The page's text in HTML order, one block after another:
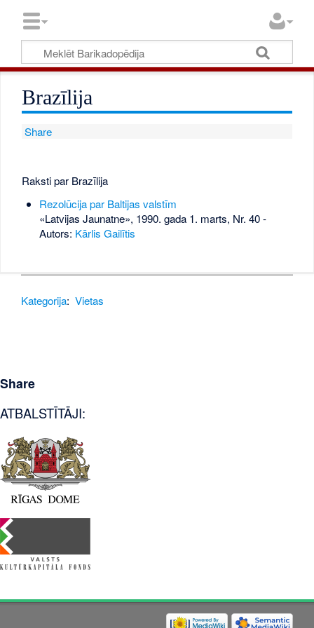
Brazīlija
Share
Raksti par Brazīlija
Rezolūcija par Baltijas valstīm
«Latvijas Jaunatne», 1990. gada 1. marts, Nr. 40-
Autors: Kārlis Gailītis
Kategorija: Vietas
Share
ATBALSTĪTĀJI: